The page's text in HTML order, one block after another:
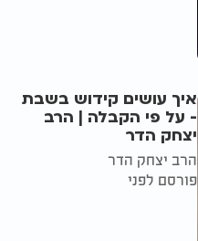
איך עושים קידוש בשבת
- על פי הקבלה | הרב
יצחק הדר
הרב יצחק הדר
פורסם לפני